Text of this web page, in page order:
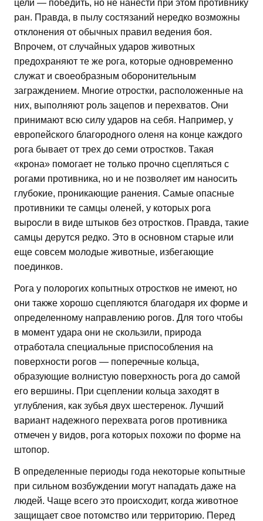
цели — победить, но не нанести при этом противнику
ран. Правда, в пылу состязаний нередко возможны
отклонения от обычных правил ведения боя.
Впрочем, от случайных ударов животных
предохраняют те же рога, которые одновременно
служат и своеобразным оборонительным
заграждением. Многие отростки, расположенные на
них, выполняют роль зацепов и перехватов. Они
принимают всю силу ударов на себя. Например, у
европейского благородного оленя на конце каждого
рога бывает от трех до семи отростков. Такая
«крона» помогает не только прочно сцепляться с
рогами противника, но и не позволяет им наносить
глубокие, проникающие ранения. Самые опасные
противники те самцы оленей, у которых рога
выросли в виде штыков без отростков. Правда, такие
самцы дерутся редко. Это в основном старые или
еще совсем молодые животные, избегающие
поединков.
Рога у полорогих копытных отростков не имеют, но
они также хорошо сцепляются благодаря их форме и
определенному направлению рогов. Для того чтобы
в момент удара они не скользили, природа
отработала специальные приспособления на
поверхности рогов — поперечные кольца,
образующие волнистую поверхность рога до самой
его вершины. При сцеплении кольца заходят в
углубления, как зубья двух шестеренок. Лучший
вариант надежного перехвата рогов противника
отмечен у видов, рога которых похожи по форме на
штопор.
В определенные периоды года некоторые копытные
при сильном возбуждении могут нападать даже на
людей. Чаще всего это происходит, когда животное
защищает свое потомство или территорию. Перед